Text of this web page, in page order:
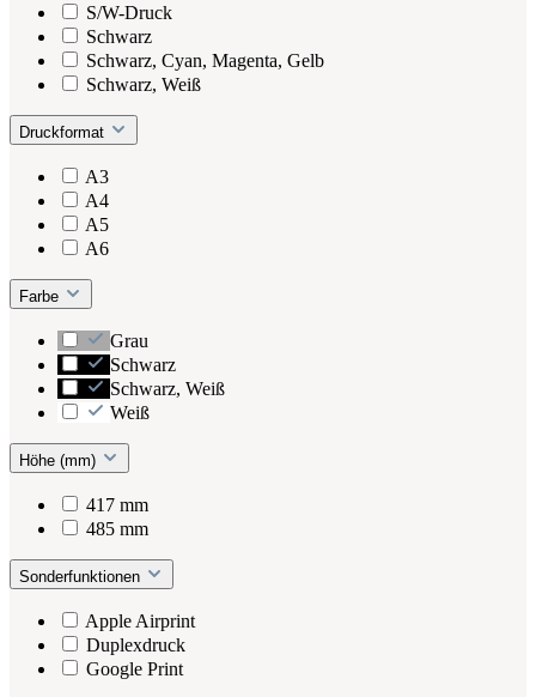
S/W-Druck
Schwarz
Schwarz, Cyan, Magenta, Gelb
Schwarz, Weiß
Druckformat
A3
A4
A5
A6
Farbe
Grau
Schwarz
Schwarz, Weiß
Weiß
Höhe (mm)
417 mm
485 mm
Sonderfunktionen
Apple Airprint
Duplexdruck
Google Print